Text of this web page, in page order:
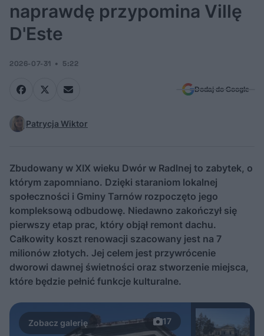
naprawdę przypomina Villę
D'Este
2026-07-31 5:22
Dodaj do Google
Patrycja Wiktor
Zbudowany w XIX wieku Dwór w Radlnej to zabytek, o
którym zapomniano. Dzięki staraniom lokalnej
społeczności i Gminy Tarnów rozpoczęto jego
kompleksową odbudowę. Niedawno zakończył się
pierwszy etap prac, który objął remont dachu.
Całkowity koszt renowacji szacowany jest na 7
milionów złotych. Jej celem jest przywrócenie
dworowi dawnej świetności oraz stworzenie miejsca,
które będzie pełnić funkcje kulturalne.
17